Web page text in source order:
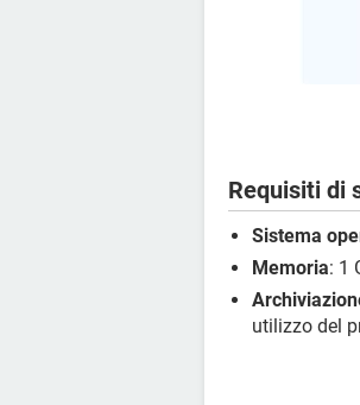
Requisiti di
Sistema
Memoria: 1
utilizzo del